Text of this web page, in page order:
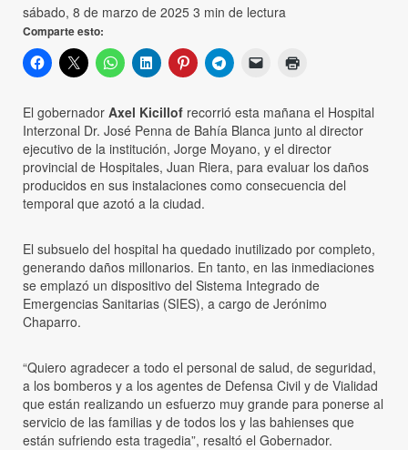
sábado, 8 de marzo de 2025 3 min de lectura
Comparte esto:
El gobernador Axel Kicillof recorrió esta mañana el Hospital
Interzonal Dr. José Penna de Bahía Blanca junto al director
ejecutivo de la institución, Jorge Moyano, y el director
provincial de Hospitales, Juan Riera, para evaluar los daños
producidos en sus instalaciones como consecuencia del
temporal que azotó a la ciudad.
El subsuelo del hospital ha quedado inutilizado por completo,
generando daños millonarios. En tanto, en las inmediaciones
se emplazó un dispositivo del Sistema Integrado de
Emergencias Sanitarias (SIES), a cargo de Jerónimo
Chaparro.
“Quiero agradecer a todo el personal de salud, de seguridad,
a los bomberos y a los agentes de Defensa Civil y de Vialidad
que están realizando un esfuerzo muy grande para ponerse al
servicio de las familias y de todos los y las bahienses que
están sufriendo esta tragedia”, resaltó el Gobernador.